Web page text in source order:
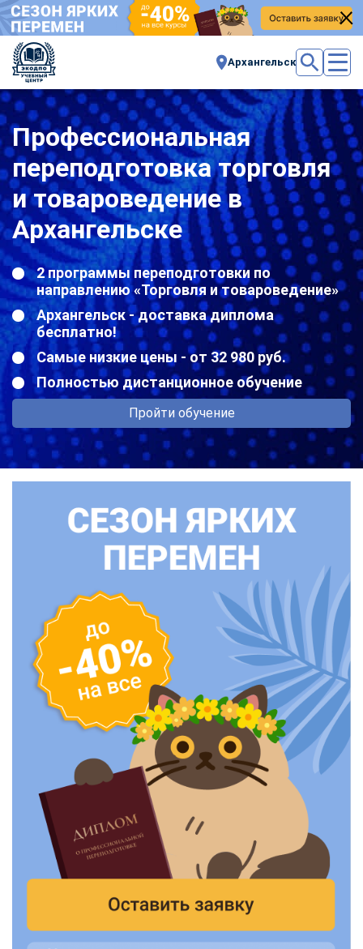
Архангельск
Профессиональная
переподготовка торговля
и товароведение в
Архангельске
2 программы переподготовки по
направлению «Торговля и товароведение»
Архангельск - доставка диплома
бесплатно!
Самые низкие цены - от 32 980 руб.
Полностью дистанционное обучение
Пройти обучение